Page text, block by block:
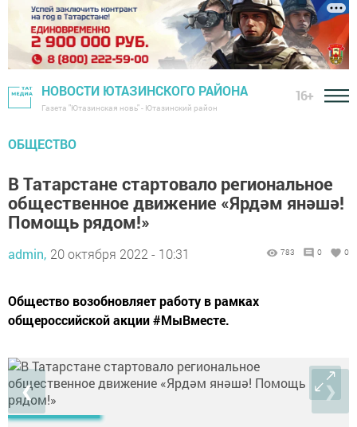
НОВОСТИ ЮТАЗИНСКОГО РАЙОНА
Газета "Ютазинская новь" - Ютазинский район
16+
ОБЩЕСТВО
В Татарстане стартовало региональное
общественное движение «Ярдәм янәшә!
Помощь рядом!»
admin, 20 октября 2022 - 10:31 783 0 0
Общество возобновляет работу в рамках
общероссийской акции #МыВместе.
❮ ❯